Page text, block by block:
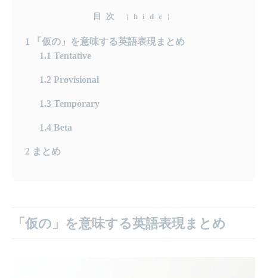
目次 [ hide ]
1
「仮の」を意味する英語表現まとめ
1.1 Tentative
1.2 Provisional
1.3 Temporary
1.4 Beta
2 まとめ
「仮の」を意味する英語表現まとめ